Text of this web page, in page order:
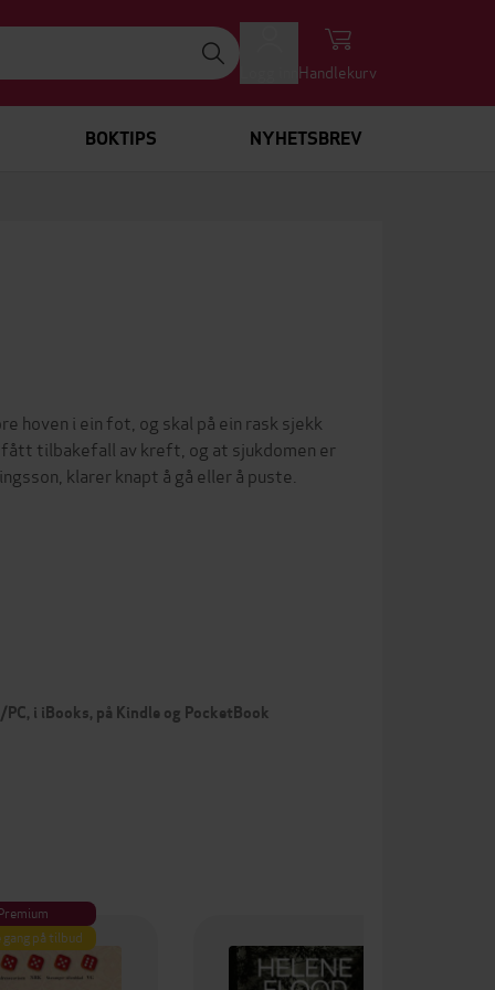
Handlekurv
BOKTIPS NYHETSBREV
hoven i ein fot, og skal på ein rask sjekk
tilbakefall av kreft, og at sjukdomen er
klarer knapt å gå eller å puste.
i iBooks, på Kindle og PocketBook
på tilbud